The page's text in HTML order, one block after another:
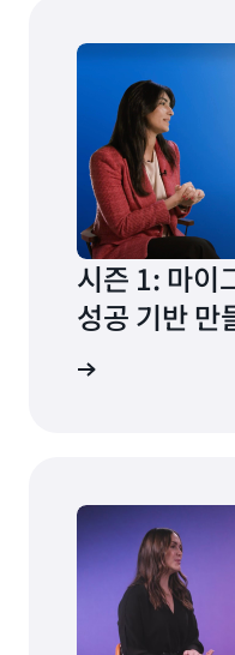
시즌 1: 마이
성공 기반 만